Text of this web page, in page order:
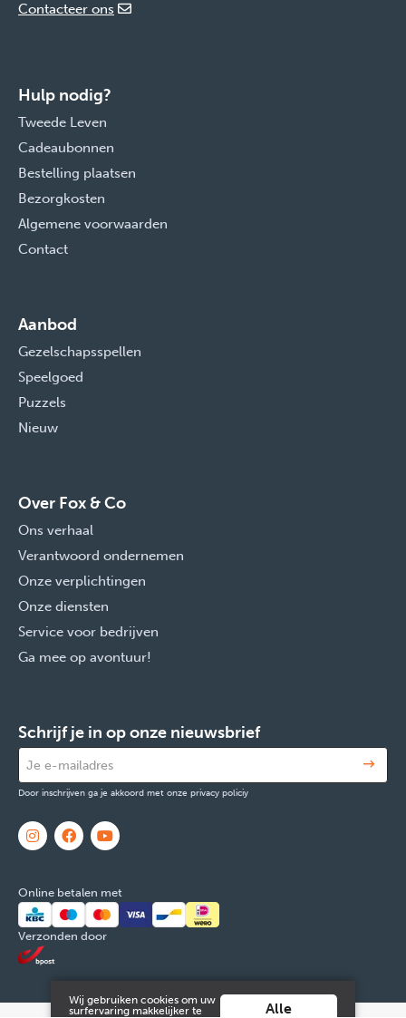
Contacteer ons
Hulp nodig?
Tweede Leven
Cadeaubonnen
Bestelling plaatsen
Bezorgkosten
Algemene voorwaarden
Contact
Aanbod
Gezelschapsspellen
Speelgoed
Puzzels
Nieuw
Over Fox & Co
Ons verhaal
Verantwoord ondernemen
Onze verplichtingen
Onze diensten
Service voor bedrijven
Ga mee op avontuur!
Schrijf je in op onze nieuwsbrief
Door inschrijven ga je akkoord met onze privacy policiy
Online betalen met
Verzonden door
Wij gebruiken cookies om uw
surfervaring makkelijker te
Alle